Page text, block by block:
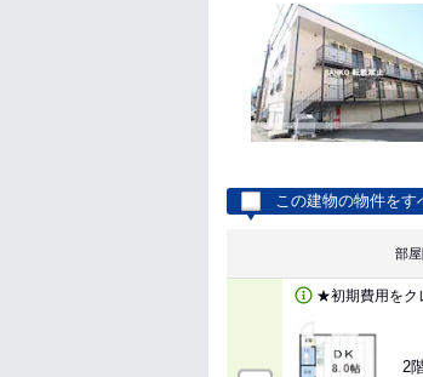
この建物の物件をす
部
★初期費用をク
2